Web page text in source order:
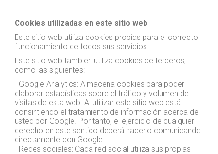
Cookies utilizadas en este sitio web
Este sitio web utiliza cookies propias para el correcto
funcionamiento de todos sus servicios.
Este sitio web también utiliza cookies de terceros,
como las siguientes:
- Google Analytics: Almacena cookies para poder
elaborar estadísticas sobre el tráfico y volumen de
visitas de esta web. Al utilizar este sitio web está
consintiendo el tratamiento de información acerca de
usted por Google. Por tanto, el ejercicio de cualquier
derecho en este sentido deberá hacerlo comunicando
directamente con Google.
- Redes sociales: Cada red social utiliza sus propias